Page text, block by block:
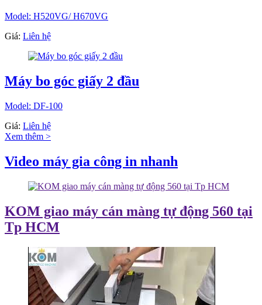
Model: H520VG/ H670VG
Giá: Liên hệ
Máy bo góc giấy 2 đầu
Model: DF-100
Giá: Liên hệ
Xem thêm >
Video máy gia công in nhanh
KOM giao máy cán màng tự động 560 tại
Tp HCM